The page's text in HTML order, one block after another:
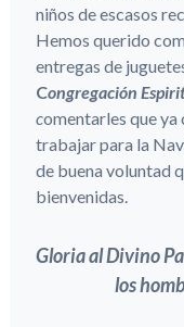
niños de escasos
Hemos querido
entregas de
Congregación
comentarles que ya
trabajar para la
de buena voluntad
bienvenidas.
Gloria al Divino
los